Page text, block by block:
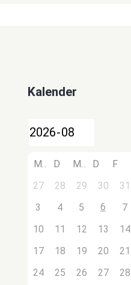
Kalender
M D M D F
27
28 29 30 31
3
4 5 6 7
10
11 12 13 14
17
18 19 20 21
24
25 26 27 28